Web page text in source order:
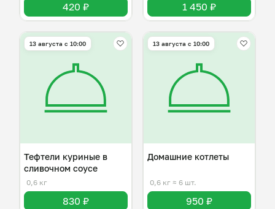
420 ₽ 1 450 ₽
13 августа с 10:00
Тефтели куриные в
сливочном соусе
0,6 кг
830 ₽
13 августа с 10:00
Домашние котлеты
0,6 кг ≈ 6 шт.
950 ₽